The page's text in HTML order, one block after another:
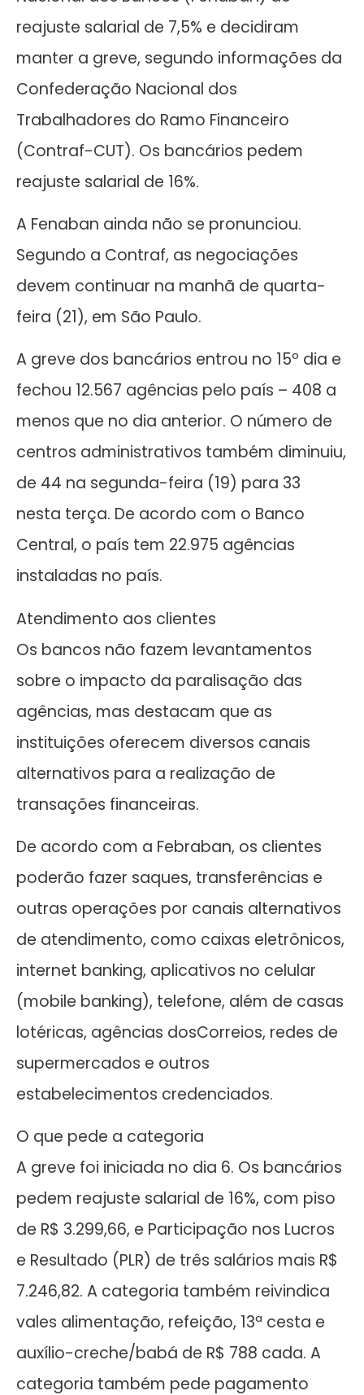
reajuste salarial de 7,5% e decidiram
manter a greve, segundo informações da
Confederação Nacional dos
Trabalhadores do Ramo Financeiro
(Contraf-CUT). Os bancários pedem
reajuste salarial de 16%.
A Fenaban ainda não se pronunciou.
Segundo a Contraf, as negociações
devem continuar na manhã de quarta-
feira (21), em São Paulo.
A greve dos bancários entrou no 15º dia e
fechou 12.567 agências pelo país – 408 a
menos que no dia anterior. O número de
centros administrativos também diminuiu,
de 44 na segunda-feira (19) para 33
nesta terça. De acordo com o Banco
Central, o país tem 22.975 agências
instaladas no país.
Atendimento aos clientes
Os bancos não fazem levantamentos
sobre o impacto da paralisação das
agências, mas destacam que as
instituições oferecem diversos canais
alternativos para a realização de
transações financeiras.
De acordo com a Febraban, os clientes
poderão fazer saques, transferências e
outras operações por canais alternativos
de atendimento, como caixas eletrônicos,
internet banking, aplicativos no celular
(mobile banking), telefone, além de casas
lotéricas, agências dosCorreios, redes de
supermercados e outros
estabelecimentos credenciados.
O que pede a categoria
A greve foi iniciada no dia 6. Os bancários
pedem reajuste salarial de 16%, com piso
de R$ 3.299,66, e Participação nos Lucros
e Resultado (PLR) de três salários mais R$
7.246,82. A categoria também reivindica
vales alimentação, refeição, 13ª cesta e
auxílio-creche/babá de R$ 788 cada. A
categoria também pede pagamento